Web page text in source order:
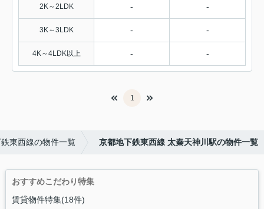
2K～2LDK - -
3K～3LDK - -
4K～4LDK以上 - -
1
東西線の物件一覧 京都地下鉄東西線 太秦天神川駅の物件一覧
おすすめこだわり特集
賃貸物件特集(18件)